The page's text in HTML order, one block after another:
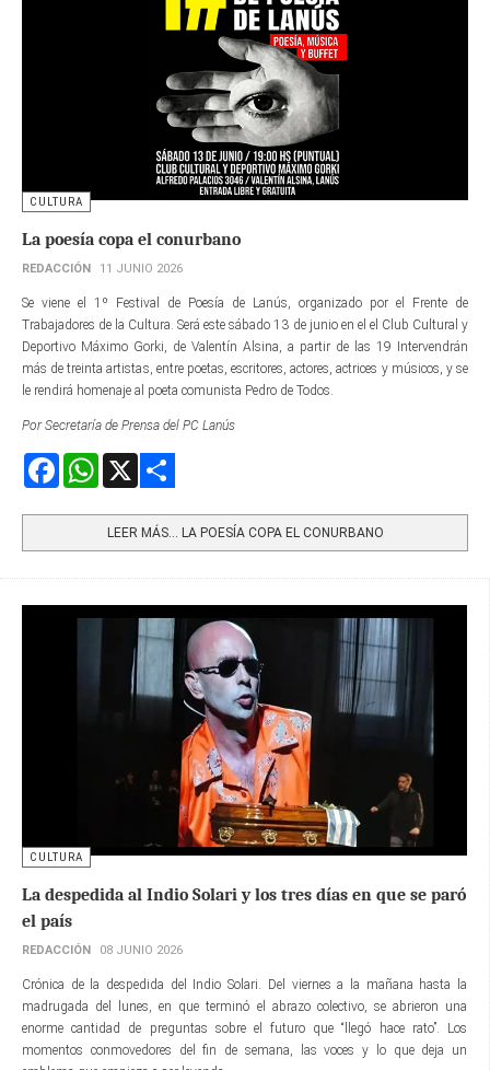
CULTURA
La poesía copa el conurbano
REDACCIÓN 11 JUNIO 2026
Se viene el 1º Festival de Poesía de Lanús, organizado por el Frente de
Trabajadores de la Cultura. Será este sábado 13 de junio en el el Club Cultural y
Deportivo Máximo Gorki, de Valentín Alsina, a partir de las 19 Intervendrán
más de treinta artistas, entre poetas, escritores, actores, actrices y músicos, y se
le rendirá homenaje al poeta comunista Pedro de Todos.
Por Secretaría de Prensa del PC Lanús
FacebookWhatsApp
LEER MÁS… LA POESÍA COPA EL CONURBANO
CULTURA
La despedida al Indio Solari y los tres días en que se paró
el país
REDACCIÓN 08 JUNIO 2026
Crónica de la despedida del Indio Solari. Del viernes a la mañana hasta la
madrugada del lunes, en que terminó el abrazo colectivo, se abrieron una
enorme cantidad de preguntas sobre el futuro que “llegó hace rato”. Los
momentos conmovedores del fin de semana, las voces y lo que deja un